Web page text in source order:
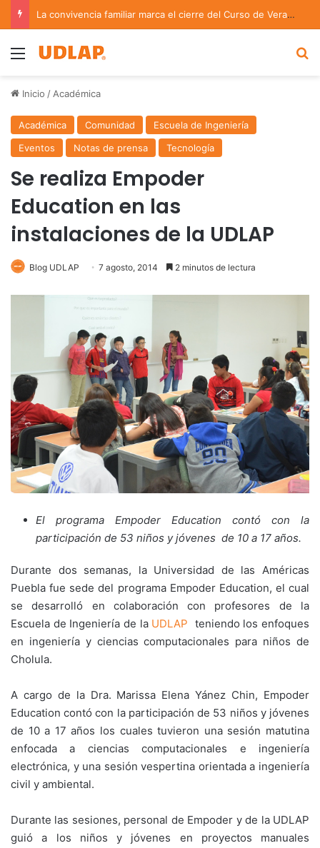
La convivencia familiar marca el cierre del Curso de Verano de Escuelas Aztecas
Menu
Inicio / Académica
Académica Comunidad
Escuela de Ingeniería
Eventos
Notas de prensa Tecnología
Se realiza Empoder
Education en las
instalaciones de la UDLAP
Blog UDLAP 7 agosto, 2014 2 minutos de lectura
El programa Empoder Education contó con la
participación de 53 niños y jóvenes de 10 a 17 años.
Durante dos semanas, la Universidad de las Américas
Puebla fue sede del programa Empoder Education, el cual
se desarrolló en colaboración con profesores de la
Escuela de Ingeniería de la UDLAP teniendo los enfoques
en ingeniería y ciencias computacionales para niños de
Cholula.
A cargo de la Dra. Marissa Elena Yánez Chin, Empoder
Education contó con la participación de 53 niños y jóvenes
de 10 a 17 años los cuales tuvieron una sesión matutina
enfocada a ciencias computacionales e ingeniería
electrónica, y una sesión vespertina orientada a ingeniería
civil y ambiental.
Durante las sesiones, personal de Empoder y de la UDLAP
guió a los niños y jóvenes en proyectos manuales